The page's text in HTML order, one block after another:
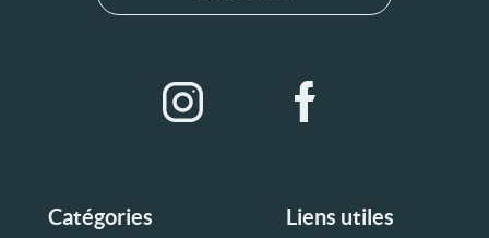
Catégories Liens utiles